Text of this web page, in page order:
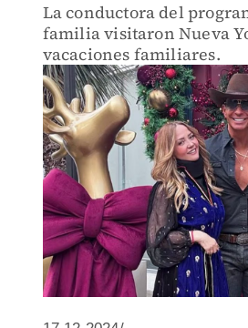
La conductora del
familia visitaron Nueva
vacaciones familiares.